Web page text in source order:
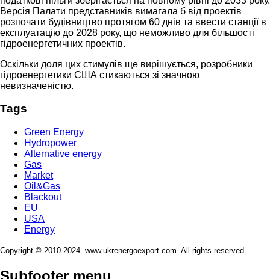
Версія Палати представників вимагала б від проектів
розпочати будівництво протягом 60 днів та ввести станції в
експлуатацію до 2028 року, що неможливо для більшості
гідроенергетичних проектів.
Оскільки доля цих стимулів ще вирішується, розробники
гідроенергетики США стикаються зі значною
невизначеністю.
Tags
Green Energy
Hydropower
Alternative energy
Gas
Market
Oil&Gas
Blackout
EU
USA
Energy
Copyright © 2010-2024. www.ukrenergoexport.com. All rights reserved.
Subfooter menu